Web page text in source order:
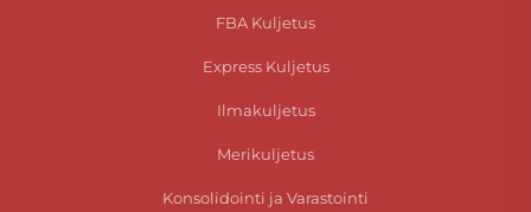
FBA Kuljetus
Express Kuljetus
Ilmakuljetus
Merikuljetus
Konsolidointi ja Varastointi